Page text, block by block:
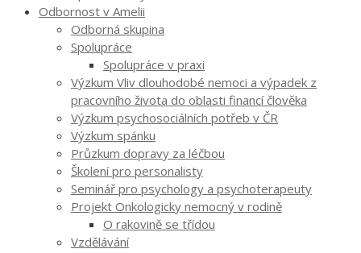
Odbornost v Amelii
Odborná skupina
Spolupráce
Spolupráce v praxi
Výzkum Vliv dlouhodobé nemoci a výpadek z
pracovního života do oblasti financí člověka
Výzkum psychosociálních potřeb v ČR
Výzkum spánku
Průzkum dopravy za léčbou
Školení pro personalisty
Seminář pro psychology a psychoterapeuty
Projekt Onkologicky nemocný v rodině
O rakovině se třídou
Vzdělávání